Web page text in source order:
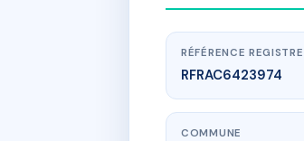
RÉFÉRENCE REGISTRE
RFRAC6423974
COMMUNE